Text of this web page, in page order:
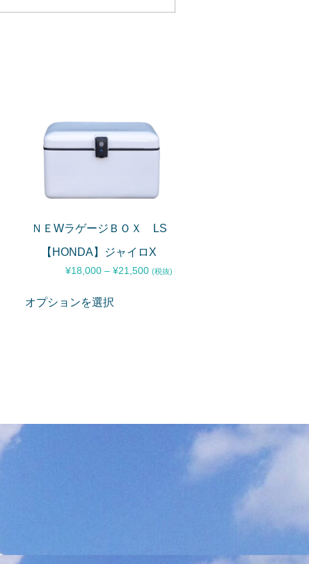
ＮＥWラゲージＢＯＸ LS
【HONDA】ジャイロX
¥18,000 –¥21,500 (税抜)
オプションを選択